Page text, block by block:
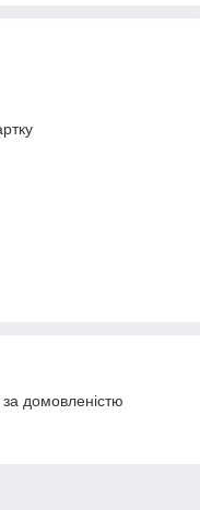
домовленістю